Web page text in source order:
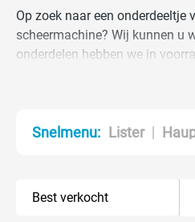
Op zoek naar een onderdeeltje
scheermachine? Wij kunnen u
onderdelen hebben we in
Snelmenu: Lister